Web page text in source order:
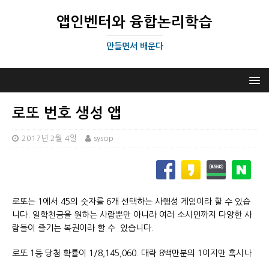
앱인벤터와 융합논리학습
만들면서 배운다
로또 번호 생성 앱
2017년 2월 4일 sysop
로또는 1에서 45의 숫자를 6개 선택하는 사행성 게임이라 할 수 있습
니다. 일학천금을 원하는 사람뿐만 아니라 여러 소시민까지 다양한 사
람들이 즐기는 복권이라 할 수 있습니다.
로또 1등 당첨 확률이 1/8,145,060. 대략 8백만분의 1이지만 혹시나